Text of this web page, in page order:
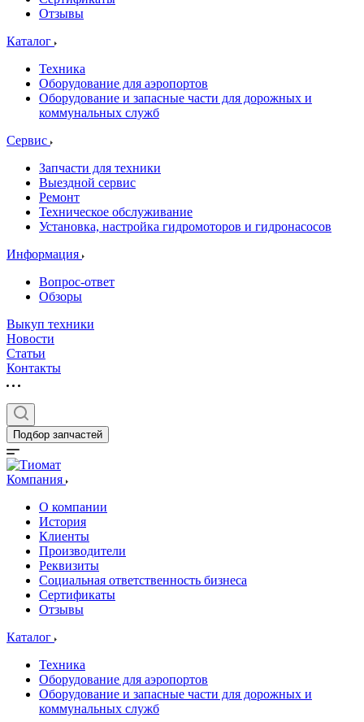
Отзывы
Каталог
Техника
Оборудование для аэропортов
Оборудование и запасные части для дорожных и
коммунальных служб
Сервис
Запчасти для техники
Выездной сервис
Ремонт
Техническое обслуживание
Установка, настройка гидромоторов и гидронасосов
Информация
Вопрос-ответ
Обзоры
Выкуп техники
Новости
Статьи
Контакты
Подбор запчастей
Компания
О компании
История
Клиенты
Производители
Реквизиты
Социальная ответственность бизнеса
Сертификаты
Отзывы
Каталог
Техника
Оборудование для аэропортов
Оборудование и запасные части для дорожных и
коммунальных служб